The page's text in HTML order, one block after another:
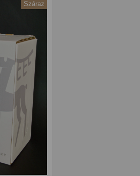
Száraz